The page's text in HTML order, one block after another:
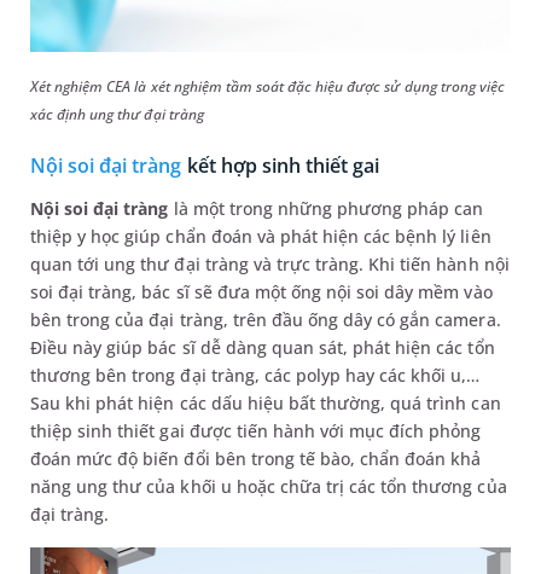
Xét nghiệm CEA là xét nghiệm tầm soát đặc hiệu được sử dụng trong việc
xác định ung thư đại tràng
Nội soi đại tràng kết hợp sinh thiết gai
Nội soi đại tràng là một trong những phương pháp can
thiệp y học giúp chẩn đoán và phát hiện các bệnh lý liên
quan tới ung thư đại tràng và trực tràng. Khi tiến hành nội
soi đại tràng, bác sĩ sẽ đưa một ống nội soi dây mềm vào
bên trong của đại tràng, trên đầu ống dây có gắn camera.
Điều này giúp bác sĩ dễ dàng quan sát, phát hiện các tổn
thương bên trong đại tràng, các polyp hay các khối u,…
Sau khi phát hiện các dấu hiệu bất thường, quá trình can
thiệp sinh thiết gai được tiến hành với mục đích phỏng
đoán mức độ biến đổi bên trong tế bào, chẩn đoán khả
năng ung thư của khối u hoặc chữa trị các tổn thương của
đại tràng.